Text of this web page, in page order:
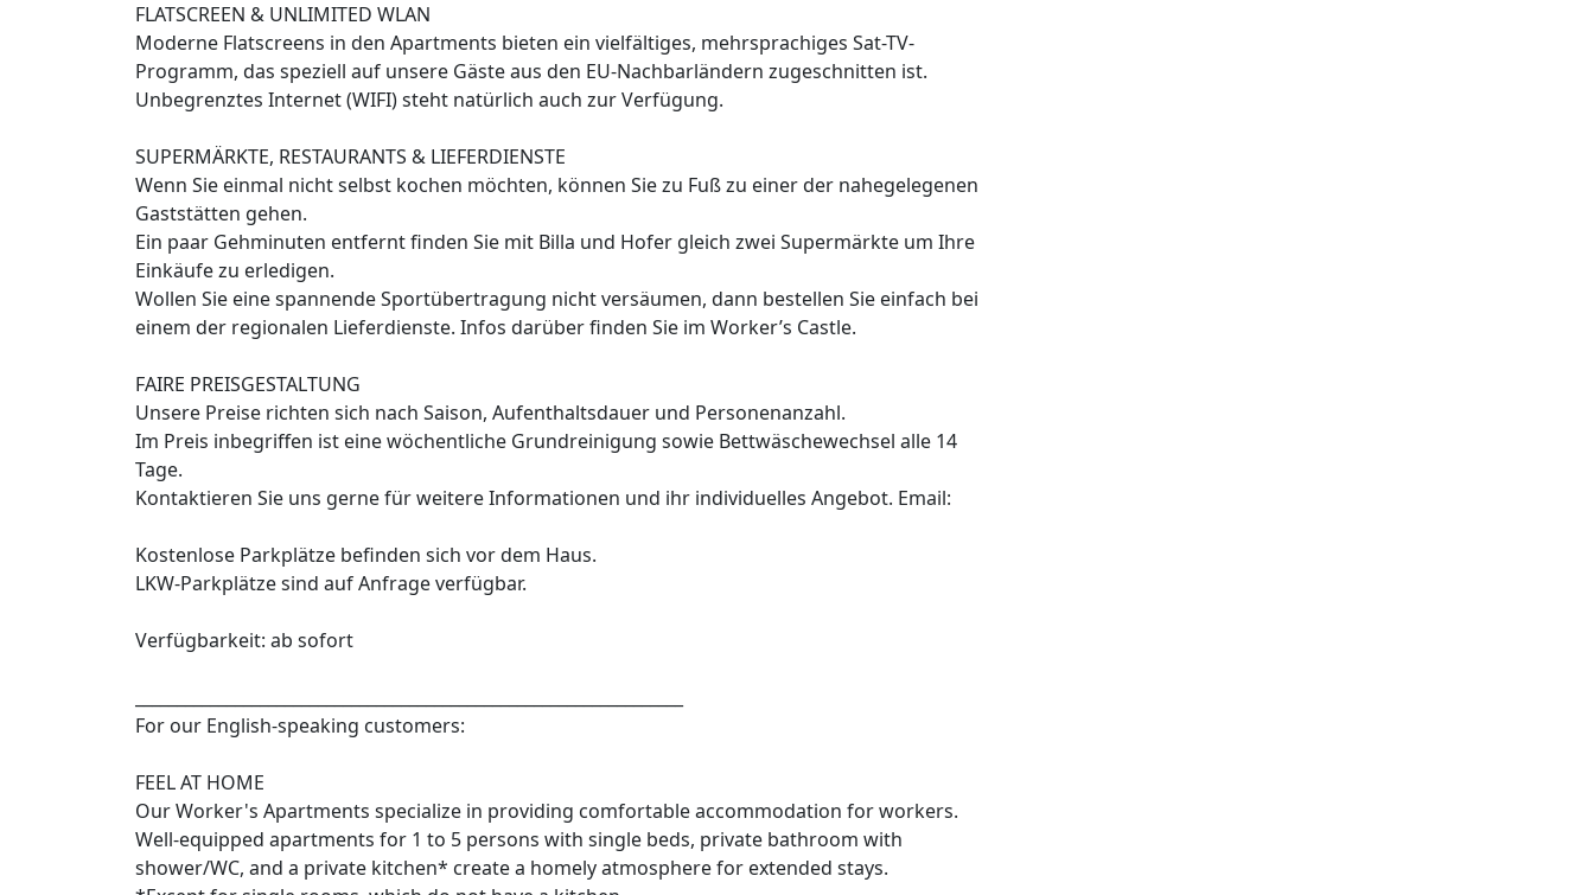
FLATSCREEN & UNLIMITED WLAN
Moderne Flatscreens in den Apartments bieten ein vielfältiges, mehrsprachiges Sat-TV-
Programm, das speziell auf unsere Gäste aus den EU-Nachbarländern zugeschnitten ist.
Unbegrenztes Internet (WIFI) steht natürlich auch zur Verfügung.
SUPERMÄRKTE, RESTAURANTS & LIEFERDIENSTE
Wenn Sie einmal nicht selbst kochen möchten, können Sie zu Fuß zu einer der nahegelegenen
Gaststätten gehen.
Ein paar Gehminuten entfernt finden Sie mit Billa und Hofer gleich zwei Supermärkte um Ihre
Einkäufe zu erledigen.
Wollen Sie eine spannende Sportübertragung nicht versäumen, dann bestellen Sie einfach bei
einem der regionalen Lieferdienste. Infos darüber finden Sie im Worker’s Castle.
FAIRE PREISGESTALTUNG
Unsere Preise richten sich nach Saison, Aufenthaltsdauer und Personenanzahl.
Im Preis inbegriffen ist eine wöchentliche Grundreinigung sowie Bettwäschewechsel alle 14
Tage.
Kontaktieren Sie uns gerne für weitere Informationen und ihr individuelles Angebot. Email:
Kostenlose Parkplätze befinden sich vor dem Haus.
LKW-Parkplätze sind auf Anfrage verfügbar.
Verfügbarkeit: ab sofort
For our English-speaking customers:
FEEL AT HOME
Our Worker's Apartments specialize in providing comfortable accommodation for workers.
Well-equipped apartments for 1 to 5 persons with single beds, private bathroom with
shower/WC, and a private kitchen* create a homely atmosphere for extended stays.